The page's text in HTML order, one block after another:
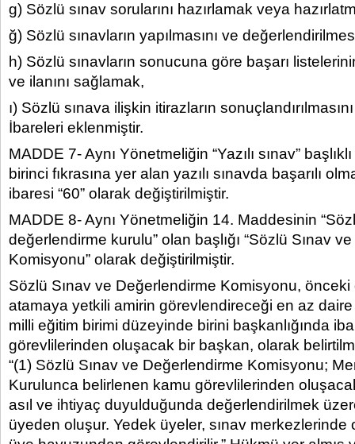
g) Sözlü sınav sorularını hazırlamak veya
ğ) Sözlü sınavların yapılmasını ve
h) Sözlü sınavların sonucuna göre başarı
ve ilanını sağlamak,
ı) Sözlü sınava ilişkin itirazların
İbareleri eklenmiştir.
MADDE 7- Aynı Yönetmeliğin “Yazılı sınav”
birinci fıkrasına yer alan yazılı sınavda başarılı
ibaresi “60” olarak değiştirilmiştir.
MADDE 8- Aynı Yönetmeliğin 14. Maddesinin
değerlendirme kurulu” olan başlığı “Sözlü Sınav
Komisyonu” olarak değiştirilmiştir.
Sözlü Sınav ve Değerlendirme Komisyonu,
atamaya yetkili amirin görevlendireceği en az
milli eğitim birimi düzeyinde birini başkanlığında
görevlilerinden oluşacak bir başkan, olarak
“(1) Sözlü Sınav ve Değerlendirme Komisyonu;
Kurulunca belirlenen kamu görevlilerinden
asıl ve ihtiyaç duyulduğunda değerlendirilmek
üyeden oluşur. Yedek üyeler, sınav